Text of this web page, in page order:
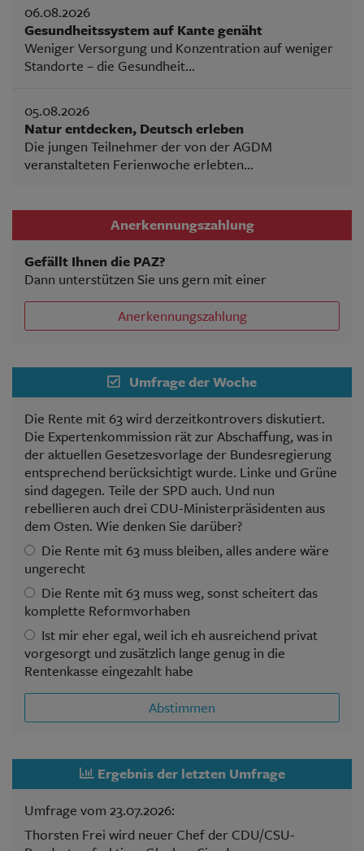
06.08.2026
Gesundheitssystem auf Kante genäht
Weniger Versorgung und Konzentration auf weniger
Standorte – die Gesundheit...
05.08.2026
Natur entdecken, Deutsch erleben
Die jungen Teilnehmer der von der AGDM
veranstalteten Ferienwoche erlebten...
Anerkennungszahlung
Gefällt Ihnen die PAZ?
Dann unterstützen Sie uns gern mit einer
Anerkennungszahlung
Umfrage der Woche
Die Rente mit 63 wird derzeitkontrovers diskutiert.
Die Expertenkommission rät zur Abschaffung, was in
der aktuellen Gesetzesvorlage der Bundesregierung
entsprechend berücksichtigt wurde. Linke und Grüne
sind dagegen. Teile der SPD auch. Und nun
rebellieren auch drei CDU-Ministerpräsidenten aus
dem Osten. Wie denken Sie darüber?
Die Rente mit 63 muss bleiben, alles andere wäre
ungerecht
Die Rente mit 63 muss weg, sonst scheitert das
komplette Reformvorhaben
Ist mir eher egal, weil ich eh ausreichend privat
vorgesorgt und zusätzlich lange genug in die
Rentenkasse eingezahlt habe
Abstimmen
Ergebnis der letzten Umfrage
Umfrage vom 23.07.2026:
Thorsten Frei wird neuer Chef der CDU/CSU-